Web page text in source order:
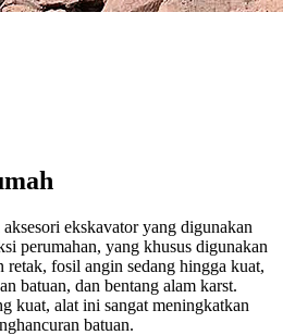
ekskavator yang digunakan
perumahan, yang khusus digunakan
retak, fosil angin sedang hingga kuat,
batuan, dan bentang alam karst.
kuat, alat ini sangat meningkatkan
batuan.